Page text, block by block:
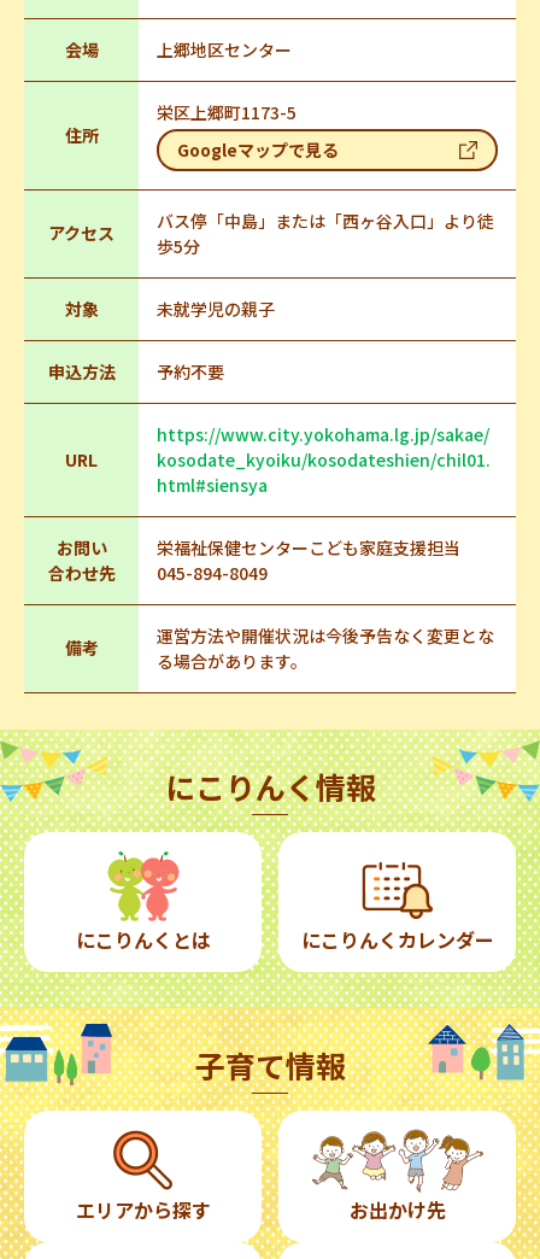
会場 上郷地区センター
住所
栄区上郷町1173-5
Googleマップで見る
アクセス
バス停「中島」または「西ヶ谷入口」より徒
歩5分
対象 未就学児の親子
申込方法 予約不要
URL
https://www.city.yokohama.lg.jp/sakae/
kosodate_kyoiku/kosodateshien/chil01.
html#siensya
お問い
合わせ先
栄福祉保健センターこども家庭支援担当
045-894-8049
備考
運営方法や開催状況は今後予告なく変更とな
る場合があります。
にこりんく情報
にこりんくとは にこりんくカレンダー
子育て情報
エリアから探す お出かけ先